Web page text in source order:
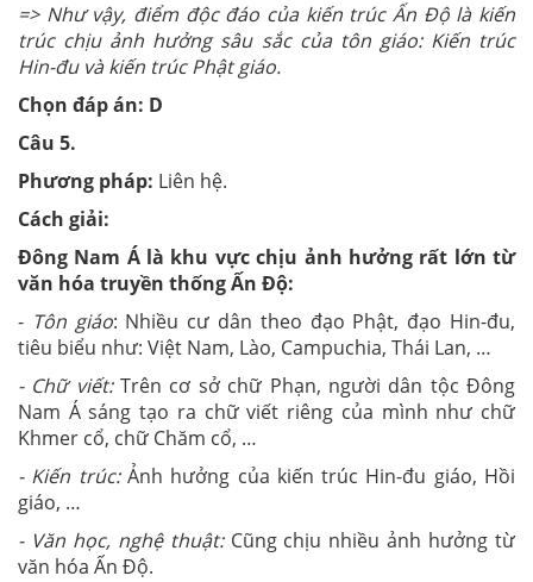
=> Như vậy, điểm độc đáo của kiến trúc Ấn Độ là kiến
trúc chịu ảnh hưởng sâu sắc của tôn giáo: Kiến trúc
Hin-đu và kiến trúc Phật giáo.
Chọn đáp án: D
Câu 5.
Phương pháp: Liên hệ.
Cách giải:
Đông Nam Á là khu vực chịu ảnh hưởng rất lớn từ
văn hóa truyền thống Ấn Độ:
- Tôn giáo: Nhiều cư dân theo đạo Phật, đạo Hin-đu,
tiêu biểu như: Việt Nam, Lào, Campuchia, Thái Lan, …
- Chữ viết:Trên cơ sở chữ Phạn, người dân tộc Đông
Nam Á sáng tạo ra chữ viết riêng của mình như chữ
Khmer cổ, chữ Chăm cổ, …
- Kiến trúc:Ảnh hưởng của kiến trúc Hin-đu giáo, Hồi
giáo, …
- Văn học, nghệ thuật:Cũng chịu nhiều ảnh hưởng từ
văn hóa Ấn Độ.